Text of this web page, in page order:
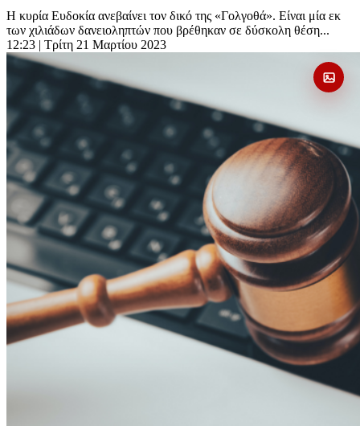
Η κυρία Ευδοκία ανεβαίνει τον δικό της «Γολγοθά». Είναι μία εκ
των χιλιάδων δανειοληπτών που βρέθηκαν σε δύσκολη θέση...
12:23 | Τρίτη 21 Μαρτίου 2023